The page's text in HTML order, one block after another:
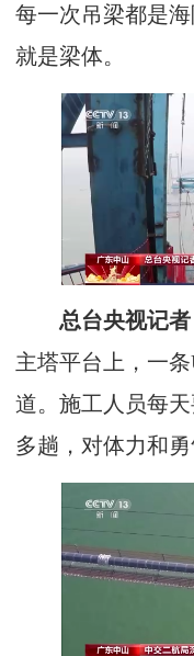
每一次吊梁都是
就是梁体。
总台央视记者
主塔平台上，一
道。施工人员每
多趟，对体力和勇